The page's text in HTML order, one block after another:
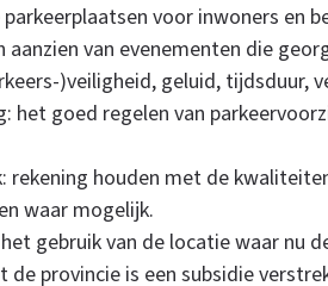
voor inwoners en
aanzien van evenementen die
)veiligheid, geluid, tijdsduur,
het goed regelen van
rekening houden met de
waar mogelijk.
gebruik van de locatie waar nu
de provincie is een subsidie